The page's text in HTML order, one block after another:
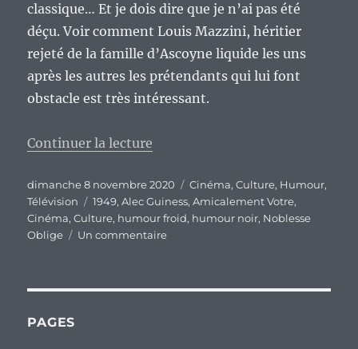
classique… Et je dois dire que je n’ai pas été
déçu. Voir comment Louis Mazzini, héritier
rejeté de la famille d’Ascoyne liquide les uns
après les autres les prétendants qui lui font
obstacle est très intéressant.
Continuer la lecture
Publié
le
dimanche 8 novembre 2020 Catégories
Cinéma,Culture, Humour,
Télévision
Étiquettes
1949,Alec Guiness,Amicalement Votre,
Cinéma,Culture, humour froid, humour noir, Noblesse
Oblige
Un commentairesur
PAGES